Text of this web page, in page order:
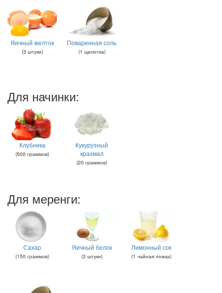
Яичный желток
(3 штуки)
Поваренная соль
(1 щепотка)
Для начинки:
Клубника
(500 граммов)
Кукурузный
крахмал
(20 граммов)
Для меренги:
Сахар
(150 граммов)
Яичный белок
(3 штуки)
Лимонный сок
(1 чайная ложка)